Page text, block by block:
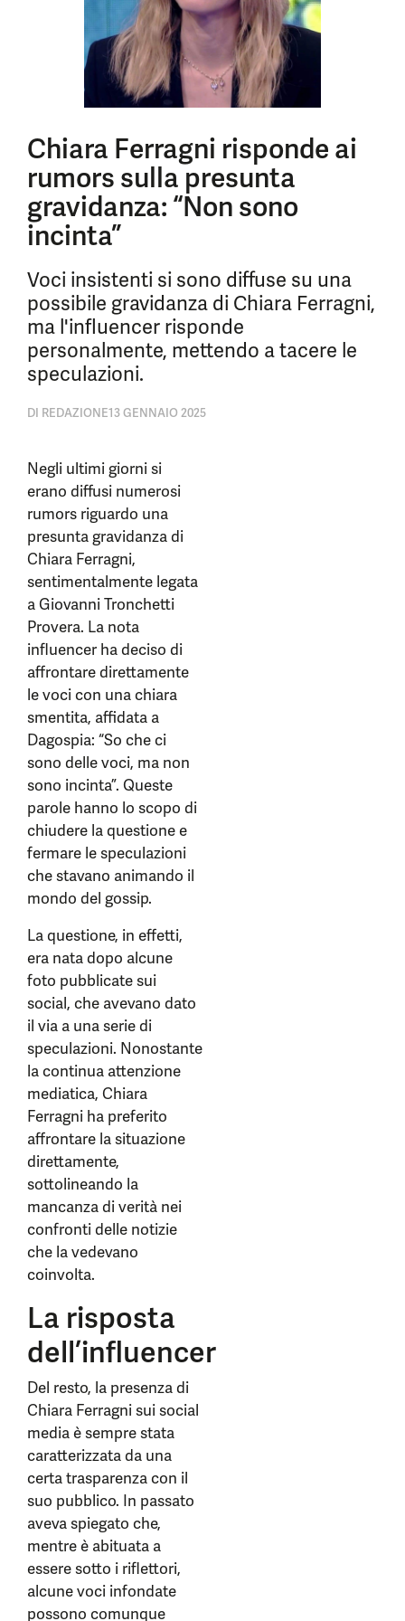
Chiara Ferragni risponde ai
rumors sulla presunta
gravidanza: “Non sono
incinta”
Voci insistenti si sono diffuse su una
possibile gravidanza di Chiara Ferragni,
ma l'influencer risponde
personalmente, mettendo a tacere le
speculazioni.
DI REDAZIONE13 GENNAIO 2025
Negli ultimi giorni si
erano diffusi numerosi
rumors riguardo una
presunta gravidanza di
Chiara Ferragni,
sentimentalmente legata
a Giovanni Tronchetti
Provera. La nota
influencer ha deciso di
affrontare direttamente
le voci con una chiara
smentita, affidata a
Dagospia: “So che ci
sono delle voci, ma non
sono incinta”. Queste
parole hanno lo scopo di
chiudere la questione e
fermare le speculazioni
che stavano animando il
mondo del gossip.
La questione, in effetti,
era nata dopo alcune
foto pubblicate sui
social, che avevano dato
il via a una serie di
speculazioni. Nonostante
la continua attenzione
mediatica, Chiara
Ferragni ha preferito
affrontare la situazione
direttamente,
sottolineando la
mancanza di verità nei
confronti delle notizie
che la vedevano
coinvolta.
La risposta
dell’influencer
Del resto, la presenza di
Chiara Ferragni sui social
media è sempre stata
caratterizzata da una
certa trasparenza con il
suo pubblico. In passato
aveva spiegato che,
mentre è abituata a
essere sotto i riflettori,
alcune voci infondate
possono comunque